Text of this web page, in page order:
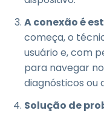
A conexão é
começa, o
usuário e, com
para navegar
diagnósticos ou
Solução de